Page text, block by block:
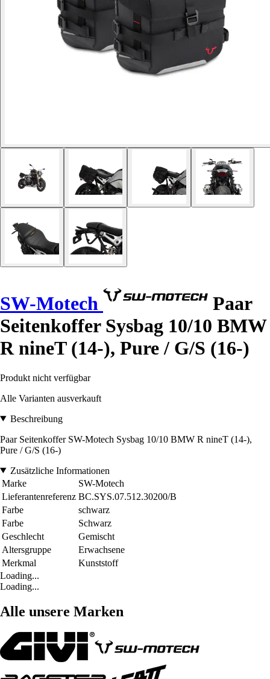
SW-Motech
Paar
Seitenkoffer Sysbag 10/10 BMW
R nineT (14-), Pure / G/S (16-)
Produkt nicht verfügbar
Alle Varianten ausverkauft
Beschreibung
Paar Seitenkoffer SW-Motech Sysbag 10/10 BMW R nineT (14-),
Pure / G/S (16-)
Zusätzliche Informationen
Marke
SW-Motech
Lieferantenreferenz BC.SYS.07.512.30200/B
Farbe
schwarz
Farbe
Schwarz
Geschlecht
Gemischt
Altersgruppe
Erwachsene
Merkmal
Kunststoff
Loading...
Loading...
Alle unsere Marken